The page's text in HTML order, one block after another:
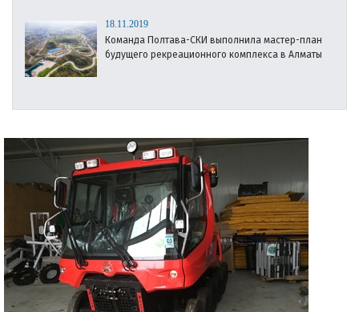
18.11.2019
Команда Полтава-СКИ выполнила мастер-план
будущего рекреационного комплекса в Алматы